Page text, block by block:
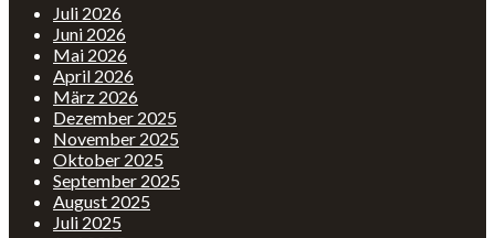
Juli 2026
Juni 2026
Mai 2026
April 2026
März 2026
Dezember 2025
November 2025
Oktober 2025
September 2025
August 2025
Juli 2025